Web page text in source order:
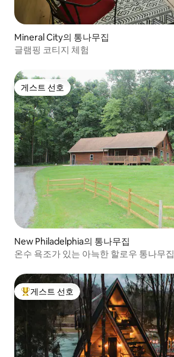
Mineral City의 통나무집
글램핑 코티지 체험
게스트 선호
게스트 선호
New Philadelphia의 통나무집
온수 욕조가 있는 아늑한 할로우 통나무집
상위 게스트 선호
게스트 선호